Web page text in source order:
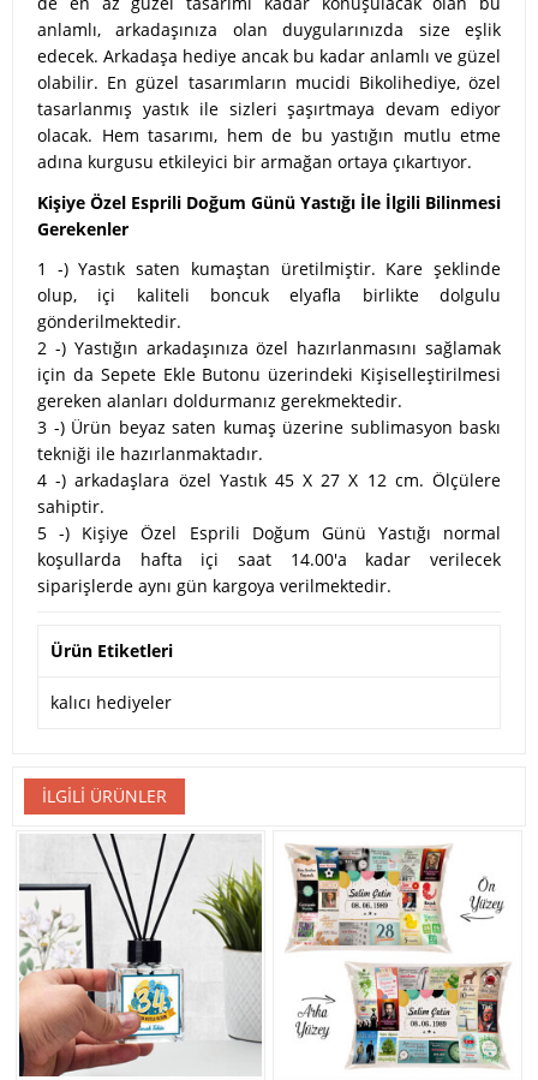
anlamlı, arkadaşınıza olan duygularınızda size eşlik
edecek. Arkadaşa hediye ancak bu kadar anlamlı ve güzel
olabilir. En güzel tasarımların mucidi Bikolihediye, özel
tasarlanmış yastık ile sizleri şaşırtmaya devam ediyor
olacak. Hem tasarımı, hem de bu yastığın mutlu etme
adına kurgusu etkileyici bir armağan ortaya çıkartıyor.
Kişiye Özel Esprili Doğum Günü Yastığı İle İlgili Bilinmesi
Gerekenler
1 -) Yastık saten kumaştan üretilmiştir. Kare şeklinde
olup, içi kaliteli boncuk elyafla birlikte dolgulu
gönderilmektedir.
2 -) Yastığın arkadaşınıza özel hazırlanmasını sağlamak
için da Sepete Ekle Butonu üzerindeki Kişiselleştirilmesi
gereken alanları doldurmanız gerekmektedir.
3 -) Ürün beyaz saten kumaş üzerine sublimasyon baskı
tekniği ile hazırlanmaktadır.
4 -) arkadaşlara özel Yastık 45 X 27 X 12 cm. Ölçülere
sahiptir.
5 -) Kişiye Özel Esprili Doğum Günü Yastığı normal
koşullarda hafta içi saat 14.00'a kadar verilecek
siparişlerde aynı gün kargoya verilmektedir.
Ürün Etiketleri
kalıcı hediyeler
İLGILI ÜRÜNLER